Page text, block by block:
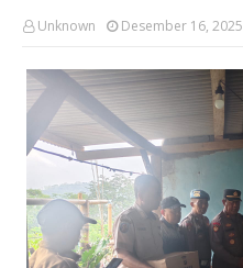
Unknown Desember 16, 2025